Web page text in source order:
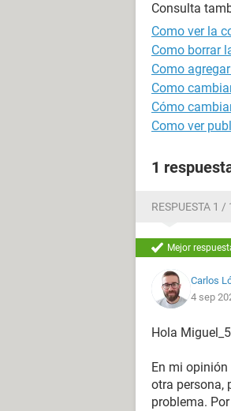
Consulta
Como ver la
Como borrar
Como
Como
Cómo
Como ver
1
RESPUESTA 1 /
Mejor
Carlos
4 sep
Hola
En mi
otra persona,
problema.